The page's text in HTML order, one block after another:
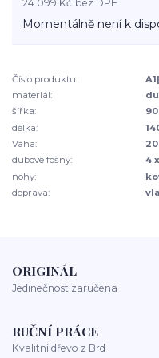
24 099 Kč bez DPH
Momentálně není k
Číslo produktu:
materiál:
šířka:
délka:
Váha:
dubové fošny:
4
nohy:
doprava:
ORIGINÁL
Jedinečnost zaručena
RUČNÍ PRÁCE
Kvalitní dřevo z Brd